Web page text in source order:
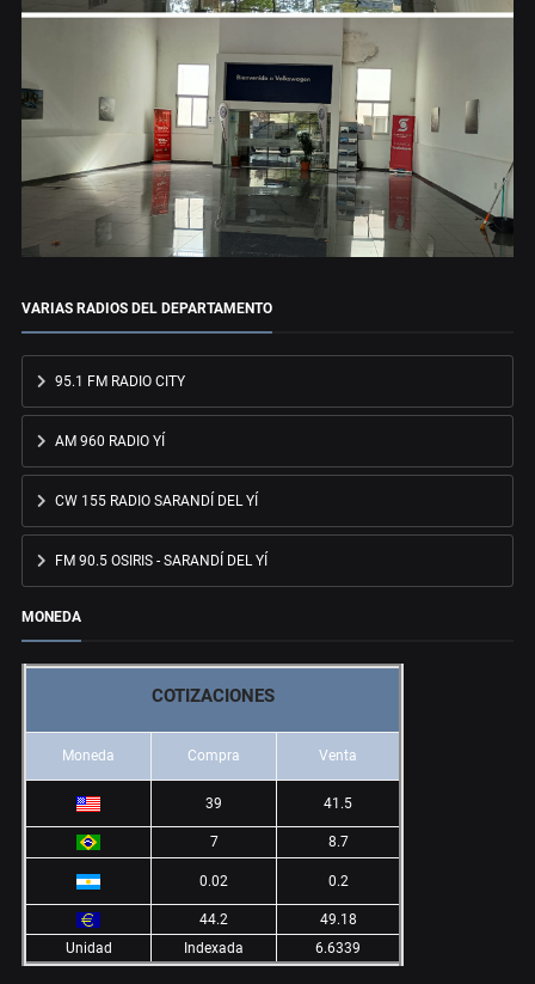
VARIAS RADIOS DEL DEPARTAMENTO
95.1 FM RADIO CITY
AM 960 RADIO YÍ
CW 155 RADIO SARANDÍ DEL YÍ
FM 90.5 OSIRIS - SARANDÍ DEL YÍ
MONEDA
COTIZACIONES
Moneda Compra Venta
39 41.5
7 8.7
0.02 0.2
44.2
49.18
Unidad
Indexada 6.6339